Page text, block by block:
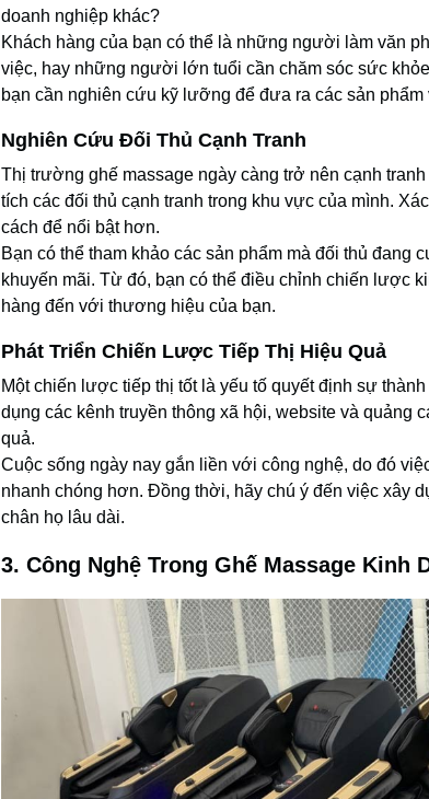
doanh nghiệp khác?
Khách hàng của bạn có thể là những người làm văn
việc, hay những người lớn tuổi cần chăm sóc sức
bạn cần nghiên cứu kỹ lưỡng để đưa ra các sản
Nghiên Cứu Đối Thủ Cạnh Tranh
Thị trường ghế massage ngày càng trở nên cạnh
tích các đối thủ cạnh tranh trong khu vực của mình.
cách để nổi bật hơn.
Bạn có thể tham khảo các sản phẩm mà đối thủ đang
khuyến mãi. Từ đó, bạn có thể điều chỉnh chiến lược
hàng đến với thương hiệu của bạn.
Phát Triển Chiến Lược Tiếp Thị Hiệu Quả
Một chiến lược tiếp thị tốt là yếu tố quyết định sự thành
dụng các kênh truyền thông xã hội, website và quảng
quả.
Cuộc sống ngày nay gắn liền với công nghệ, do đó
nhanh chóng hơn. Đồng thời, hãy chú ý đến việc xây
chân họ lâu dài.
3. Công Nghệ Trong Ghế Massage Kinh